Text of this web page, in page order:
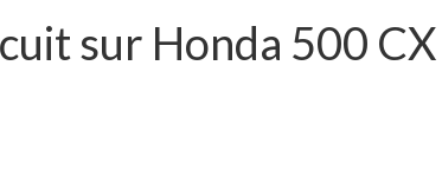
sur Honda 500 CX